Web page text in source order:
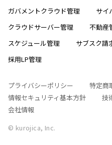
ガバメントクラウド管理
サイ
クラウドサーバー管理
不動産
スケジュール管理
サブスク請
採用LP管理
プライバシーポリシー
特定商
情報セキュリティ基本方針
技
会社情報
© kurojica, Inc.